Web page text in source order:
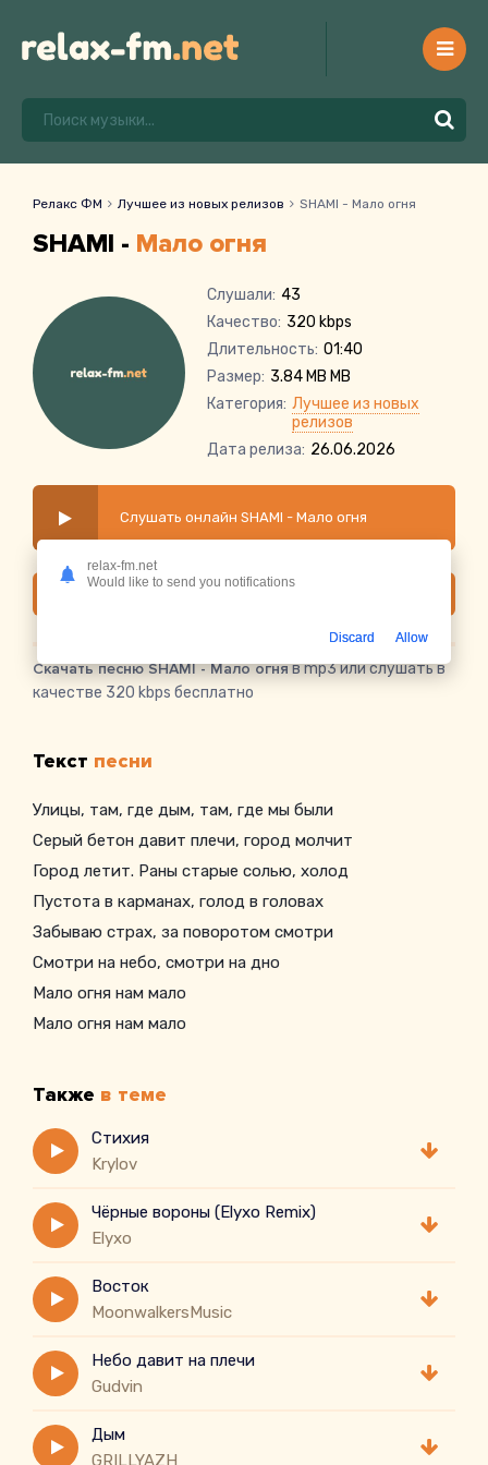
Релакс ФМ Лучшее из новых релизов SHAMI - Мало огня
SHAMI - Мало огня
Слушали: 43
Качество: 320 kbps
Длительность: 01:40
Размер: 3.84 MB MB
Категория: Лучшее из новых
релизов
Дата релиза: 26.06.2026
Слушать онлайн SHAMI - Мало огня
Скачать
Скачать песню SHAMI - Мало огняв mp3 или слушать в
качестве 320 kbps бесплатно
Текст песни
Улицы, там, где дым, там, где мы были
Серый бетон давит плечи, город молчит
Город летит. Раны старые солью, холод
Пустота в карманах, голод в головах
Забываю страх, за поворотом смотри
Смотри на небо, смотри на дно
Мало огня нам мало
Мало огня нам мало
Также в теме
Стихия
Krylov
Чёрные вороны (Elyxo Remix)
Elyxo
Восток
MoonwalkersMusic
Небо давит на плечи
Gudvin
Дым
GRILLYAZH
relax-fm.net
Would like to send you notifications
Discard Allow